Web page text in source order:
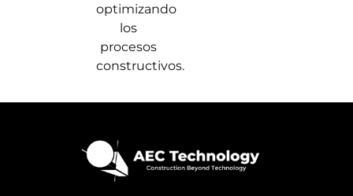
optimizando
los
procesos
constructivos.